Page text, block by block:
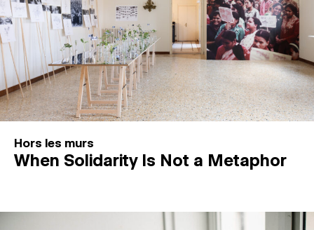
Hors les murs
When Solidarity Is Not a Metaphor